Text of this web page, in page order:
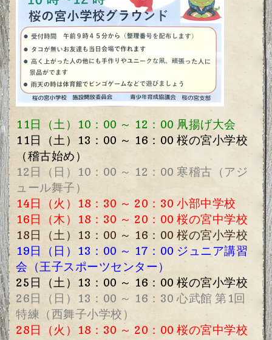
11日（土）10 ：00 ～ 12：00 凧揚げ大会
11日（土）13 ：00 ～ 16：00 桜の宮小学校
（稽古始め）
12日（日）10：00 ～ 12：00 寒稽古（アジ
ュール舞子）
14日
（火）18：30 ～ 20：30 小部中学校
16日（木）18：30 ～ 20：00 桜の宮中学校
18日（土）13 ：00 ～ 16：00 桜の宮小学校
19日（日）13：00 ～ 17：00 ジュニア講習
会（王子スポーツセンター）
25日（土）13 ：00 ～ 16：00 桜の宮小学校
26日（日）13：00 ～ 16：30 心武館 第1回
特練（西舞子小学校）
28日（火）18：30 ～ 20：00 桜の宮中学校